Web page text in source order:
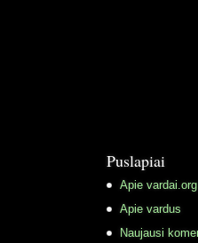
Puslapiai
Apie vardai.org
Apie vardus
Naujausi